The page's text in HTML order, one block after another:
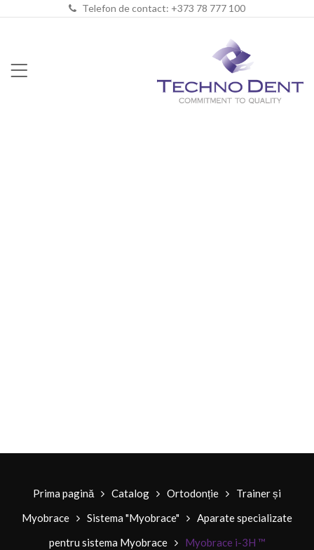
Telefon de contact: +373 78 777 100
Prima pagină Catalog Ortodonție
Trainer și
Myobrace
Sistema "Myobrace"
Aparate specializate
pentru sistema Myobrace
Myobrace i-3H ™